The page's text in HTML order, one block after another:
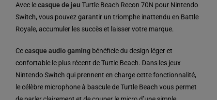
Avec lecasque de jeu Turtle Beach Recon 70N pour Nintendo
Switch, vous pouvez garantir un triomphe inattendu en Battle
Royale, accumuler les succès et laisser votre marque.
Cecasque audio gaming bénéficie du design léger et
confortable le plus récent de Turtle Beach. Dans les jeux
Nintendo Switch qui prennent en charge cette fonctionnalité,
le célèbre microphone à bascule de Turtle Beach vous permet